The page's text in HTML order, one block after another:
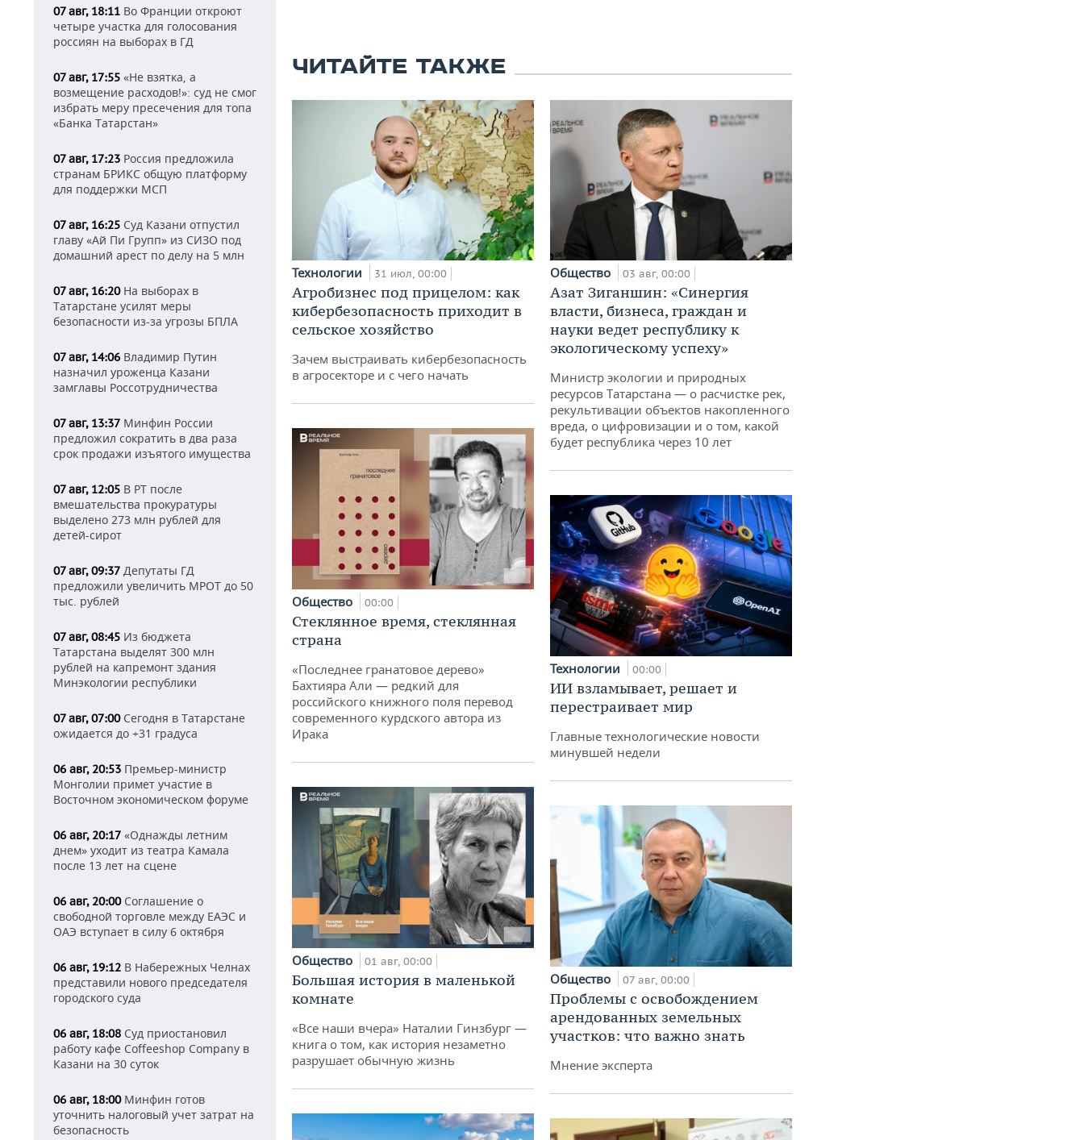
07 авг, 18:11 Во Франции откроют
четыре участка для голосования
россиян на выборах в ГД
07 авг, 17:55 «Не взятка, а
возмещение расходов!»: суд не смог
избрать меру пресечения для топа
«Банка Татарстан»
07 авг, 17:23 Россия предложила
странам БРИКС общую платформу
для поддержки МСП
07 авг, 16:25 Суд Казани отпустил
главу «Ай Пи Групп» из СИЗО под
домашний арест по делу на 5 млн
07 авг, 16:20На выборах в
Татарстане усилят меры
безопасности из-за угрозы БПЛА
07 авг, 14:06 Владимир Путин
назначил уроженца Казани
замглавы Россотрудничества
07 авг, 13:37 Минфин России
предложил сократить в два раза
срок продажи изъятого имущества
07 авг, 12:05 В РТ после
вмешательства прокуратуры
выделено 273 млн рублей для
детей-сирот
07 авг, 09:37 Депутаты ГД
предложили увеличить МРОТ до 50
тыс. рублей
07 авг, 08:45 Из бюджета
Татарстана выделят 300 млн
рублей на капремонт здания
Минэкологии республики
07 авг, 07:00Сегодня в Татарстане
ожидается до +31 градуса
06 авг, 20:53 Премьер-министр
Монголии примет участие в
Восточном экономическом форуме
06 авг, 20:17 «Однажды летним
днем» уходит из театра Камала
после 13 лет на сцене
06 авг, 20:00Соглашение о
свободной торговле между ЕАЭС и
ОАЭ вступает в силу 6 октября
06 авг, 19:12 В Набережных Челнах
представили нового председателя
городского суда
06 авг, 18:08 Суд приостановил
работу кафе Coffeeshop Company в
Казани на 30 суток
06 авг, 18:00Минфин готов
уточнить налоговый учет затрат на
безопасность
ЧИТАЙТЕ ТАКЖЕ
Технологии 31 июл, 00:00
Агробизнес под прицелом: как
кибербезопасность приходит в
сельское хозяйство
Зачем выстраивать кибербезопасность
в агросекторе и с чего начать
Общество 00:00
Стеклянное время, стеклянная
страна
«Последнее гранатовое дерево»
Бахтияра Али — редкий для
российского книжного поля перевод
современного курдского автора из
Ирака
Общество 01 авг, 00:00
Большая история в маленькой
комнате
«Все наши вчера» Наталии Гинзбург —
книга о том, как история незаметно
разрушает обычную жизнь
Общество 03 авг, 00:00
Азат Зиганшин: «Синергия
власти, бизнеса, граждан и
науки ведет республику к
экологическому успеху»
Министр экологии и природных
ресурсов Татарстана — о расчистке рек,
рекультивации объектов накопленного
вреда, о цифровизации и о том, какой
будет республика через 10 лет
Технологии 00:00
ИИ взламывает, решает и
перестраивает мир
Главные технологические новости
минувшей недели
Общество 07 авг, 00:00
Проблемы с освобождением
арендованных земельных
участков: что важно знать
Мнение эксперта